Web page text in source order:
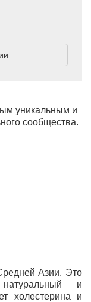
уникальным и
сообщества.
Азии. Это
и
холестерина и